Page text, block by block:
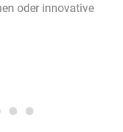
oder innovative